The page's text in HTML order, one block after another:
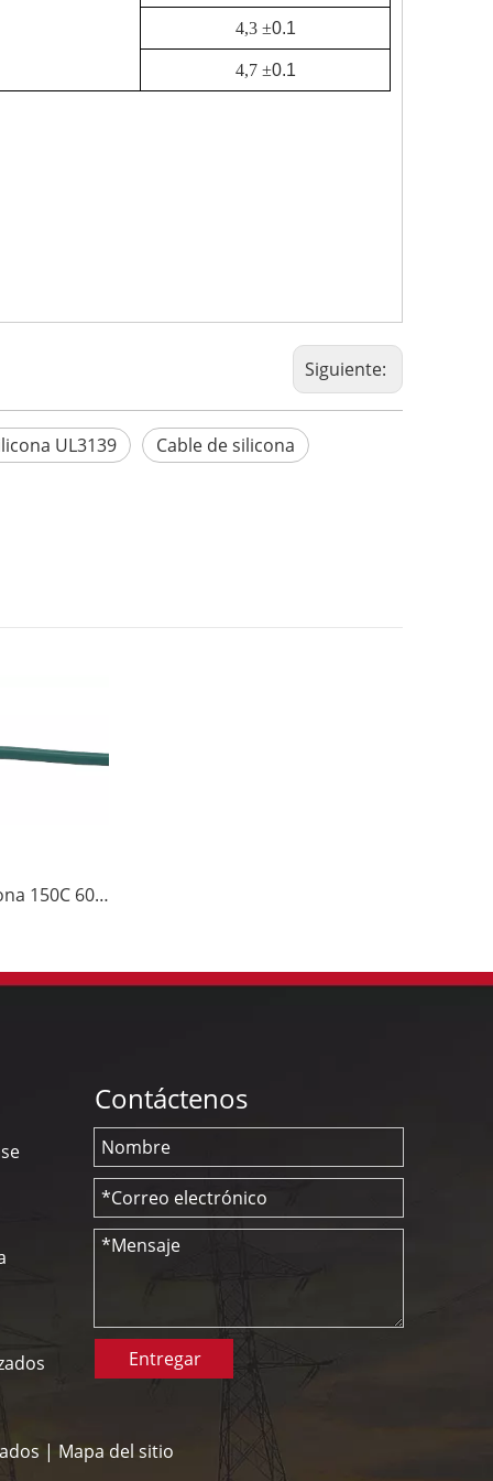
4,3 ±0.1
4,7 ±0.1
Siguiente:
UL3139
Cable de silicona
Cable de silicona 150C 600V UL3137
Contáctenos
Entregar
| Mapa del sitio